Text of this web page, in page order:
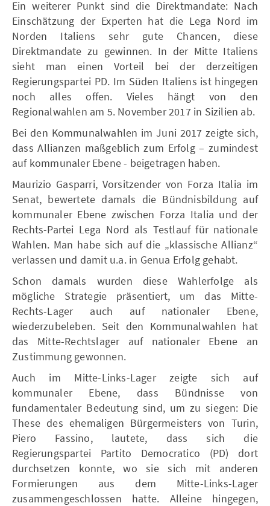
Ein weiterer Punkt sind die Direktmandate: Nach
Einschätzung der Experten hat die Lega Nord im
Norden Italiens sehr gute Chancen, diese
Direktmandate zu gewinnen. In der Mitte Italiens
sieht man einen Vorteil bei der derzeitigen
Regierungspartei PD. Im Süden Italiens ist hingegen
noch alles offen. Vieles hängt von den
Regionalwahlen am 5. November 2017 in Sizilien ab.
Bei den Kommunalwahlen im Juni 2017 zeigte sich,
dass Allianzen maßgeblich zum Erfolg – zumindest
auf kommunaler Ebene - beigetragen haben.
Maurizio Gasparri, Vorsitzender von Forza Italia im
Senat, bewertete damals die Bündnisbildung auf
kommunaler Ebene zwischen Forza Italia und der
Rechts-Partei Lega Nord als Testlauf für nationale
Wahlen. Man habe sich auf die „klassische Allianz“
verlassen und damit u.a. in Genua Erfolg gehabt.
Schon damals wurden diese Wahlerfolge als
mögliche Strategie präsentiert, um das Mitte-
Rechts-Lager auch auf nationaler Ebene,
wiederzubeleben. Seit den Kommunalwahlen hat
das Mitte-Rechtslager auf nationaler Ebene an
Zustimmung gewonnen.
Auch im Mitte-Links-Lager zeigte sich auf
kommunaler Ebene, dass Bündnisse von
fundamentaler Bedeutung sind, um zu siegen: Die
These des ehemaligen Bürgermeisters von Turin,
Piero Fassino, lautete, dass sich die
Regierungspartei Partito Democratico (PD) dort
durchsetzen konnte, wo sie sich mit anderen
Formierungen aus dem Mitte-Links-Lager
zusammengeschlossen hatte. Alleine hingegen,